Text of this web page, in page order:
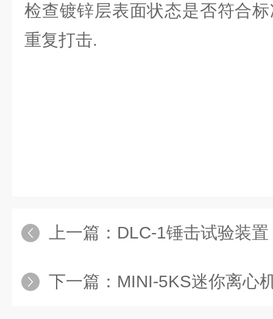
检查镀锌层表面状态是否符合
重复打击.
上一篇： DLC-1锤击试验装置
下一篇： MINI-5KS迷你离心